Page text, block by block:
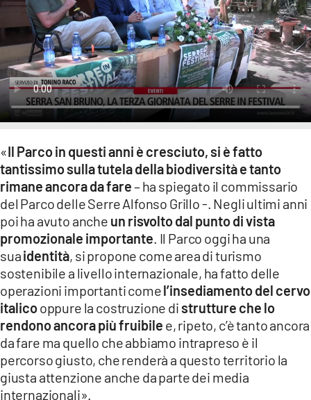
ANDROID
APPLE
«Il Parco in questi anni è cresciuto, si è fatto
tantissimo sulla tutela della biodiversità e tanto
rimane ancora da fare– ha spiegato il commissario
del Parco delle Serre Alfonso Grillo -. Negli ultimi anni
poi ha avuto anche un risvolto dal punto di vista
promozionale importante . Il Parco oggi ha una
suaidentità, si propone come area di turismo
sostenibile a livello internazionale, ha fatto delle
operazioni importanti comel’insediamento del cervo
italicooppure la costruzione di strutture che lo
rendono ancora più fruibile e, ripeto, c’è tanto ancora
da fare ma quello che abbiamo intrapreso è il
percorso giusto, che renderà a questo territorio la
giusta attenzione anche da parte dei media
internazionali».